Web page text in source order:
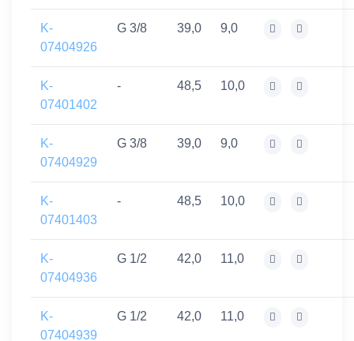
K-
07404926
G 3/8 39,0 9,0
K-
07401402
- 48,5 10,0
K-
07404929
G 3/8 39,0 9,0
K-
07401403
- 48,5 10,0
K-
07404936
G 1/2 42,0 11,0
K-
07404939
G 1/2 42,0 11,0